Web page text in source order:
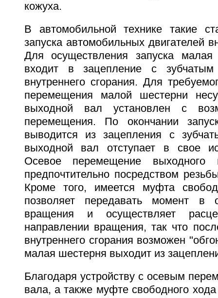
кожуха.
В автомобильной технике такие
запуска автомобильных двигателей
Для осуществления запуска малая
входит в зацепление с зубчатым
внутреннего сгорания. Для
перемещения малой шестерни
выходной вал установлен с
перемещения. По окончании
выводится из зацепления с
выходной вал отступает в свое
Осевое перемещение выходного
предпочтительно посредством
Кроме того, имеется муфта
позволяет передавать момент в
вращения и осуществляет
направлении вращения, так что
внутреннего сгорания возможен
малая шестерня выходит из
Благодаря устройству с осевым
вала, а также муфте свободного